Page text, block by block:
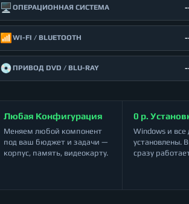
🖥️ ОПЕРАЦИОННАЯ СИСТЕМА
📶 WI-FI / BLUETOOTH
💿 ПРИВОД DVD / BLU-RAY
Любая Конфигурация
Меняем любой компонент
под ваш бюджет и задачи —
корпус, память, видеокарту.
0 р.
Windows и
установлены.
сразу